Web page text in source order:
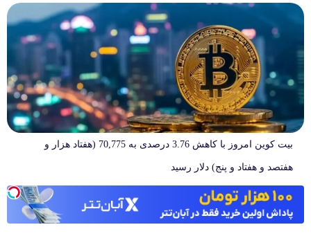
بیت کوین امروز با کاهش 3.76 درصدی به 70,775 (هفتاد هزار و
هفتصد و هفتاد و پنج) دلار رسید